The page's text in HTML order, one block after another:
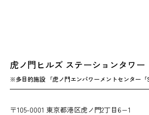
虎ノ門ヒルズ ステーションタワー
※多目的施設 「虎ノ門エンパワーメントセンター「
〒105-0001 東京都港区虎ノ門2丁目6−1